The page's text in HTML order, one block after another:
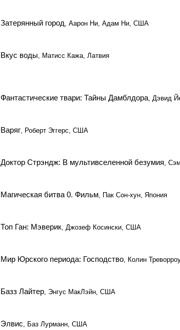
Затерянный город, Аарон Ни, Адам Ни, США
Вкус воды, Матисс Кажа, Латвия
Фантастические твари: Тайны Дамблдора, Дэвид
Варяг, Роберт Эггерс, США
Доктор Стрэндж: В мультивселенной безумия,
Магическая битва 0. Фильм, Пак Сон-хун, Япония
Топ Ган: Мэверик, Джозеф Косински, США
Мир Юрского периода: Господство, Колин
Базз Лайтер, Энгус МакЛэйн, США
Элвис, Баз Лурманн, США